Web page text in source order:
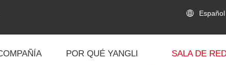
Español
POR QUÉ YANGLI SALA DE